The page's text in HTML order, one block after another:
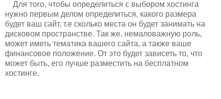
Для того, чтобы определиться с выбором хостинга
нужно первым делом определиться, какого размера
будет ваш сайт, т.е сколько места он будет занимать на
дисковом пространстве. Так же, немаловажную роль,
может иметь тематика вашего сайта, а также ваше
финансовое положение. От это будет зависеть то, что
может быть, его лучше разместить на бесплатном
хостинге.